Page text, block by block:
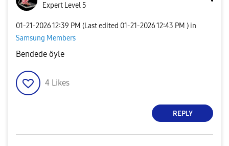
Expert Level 5
‎01-21-202612:39 PM (Last edited ‎01-21-202612:43 PM ) in
Samsung Members
Bendede öyle
4 Likes
REPLY